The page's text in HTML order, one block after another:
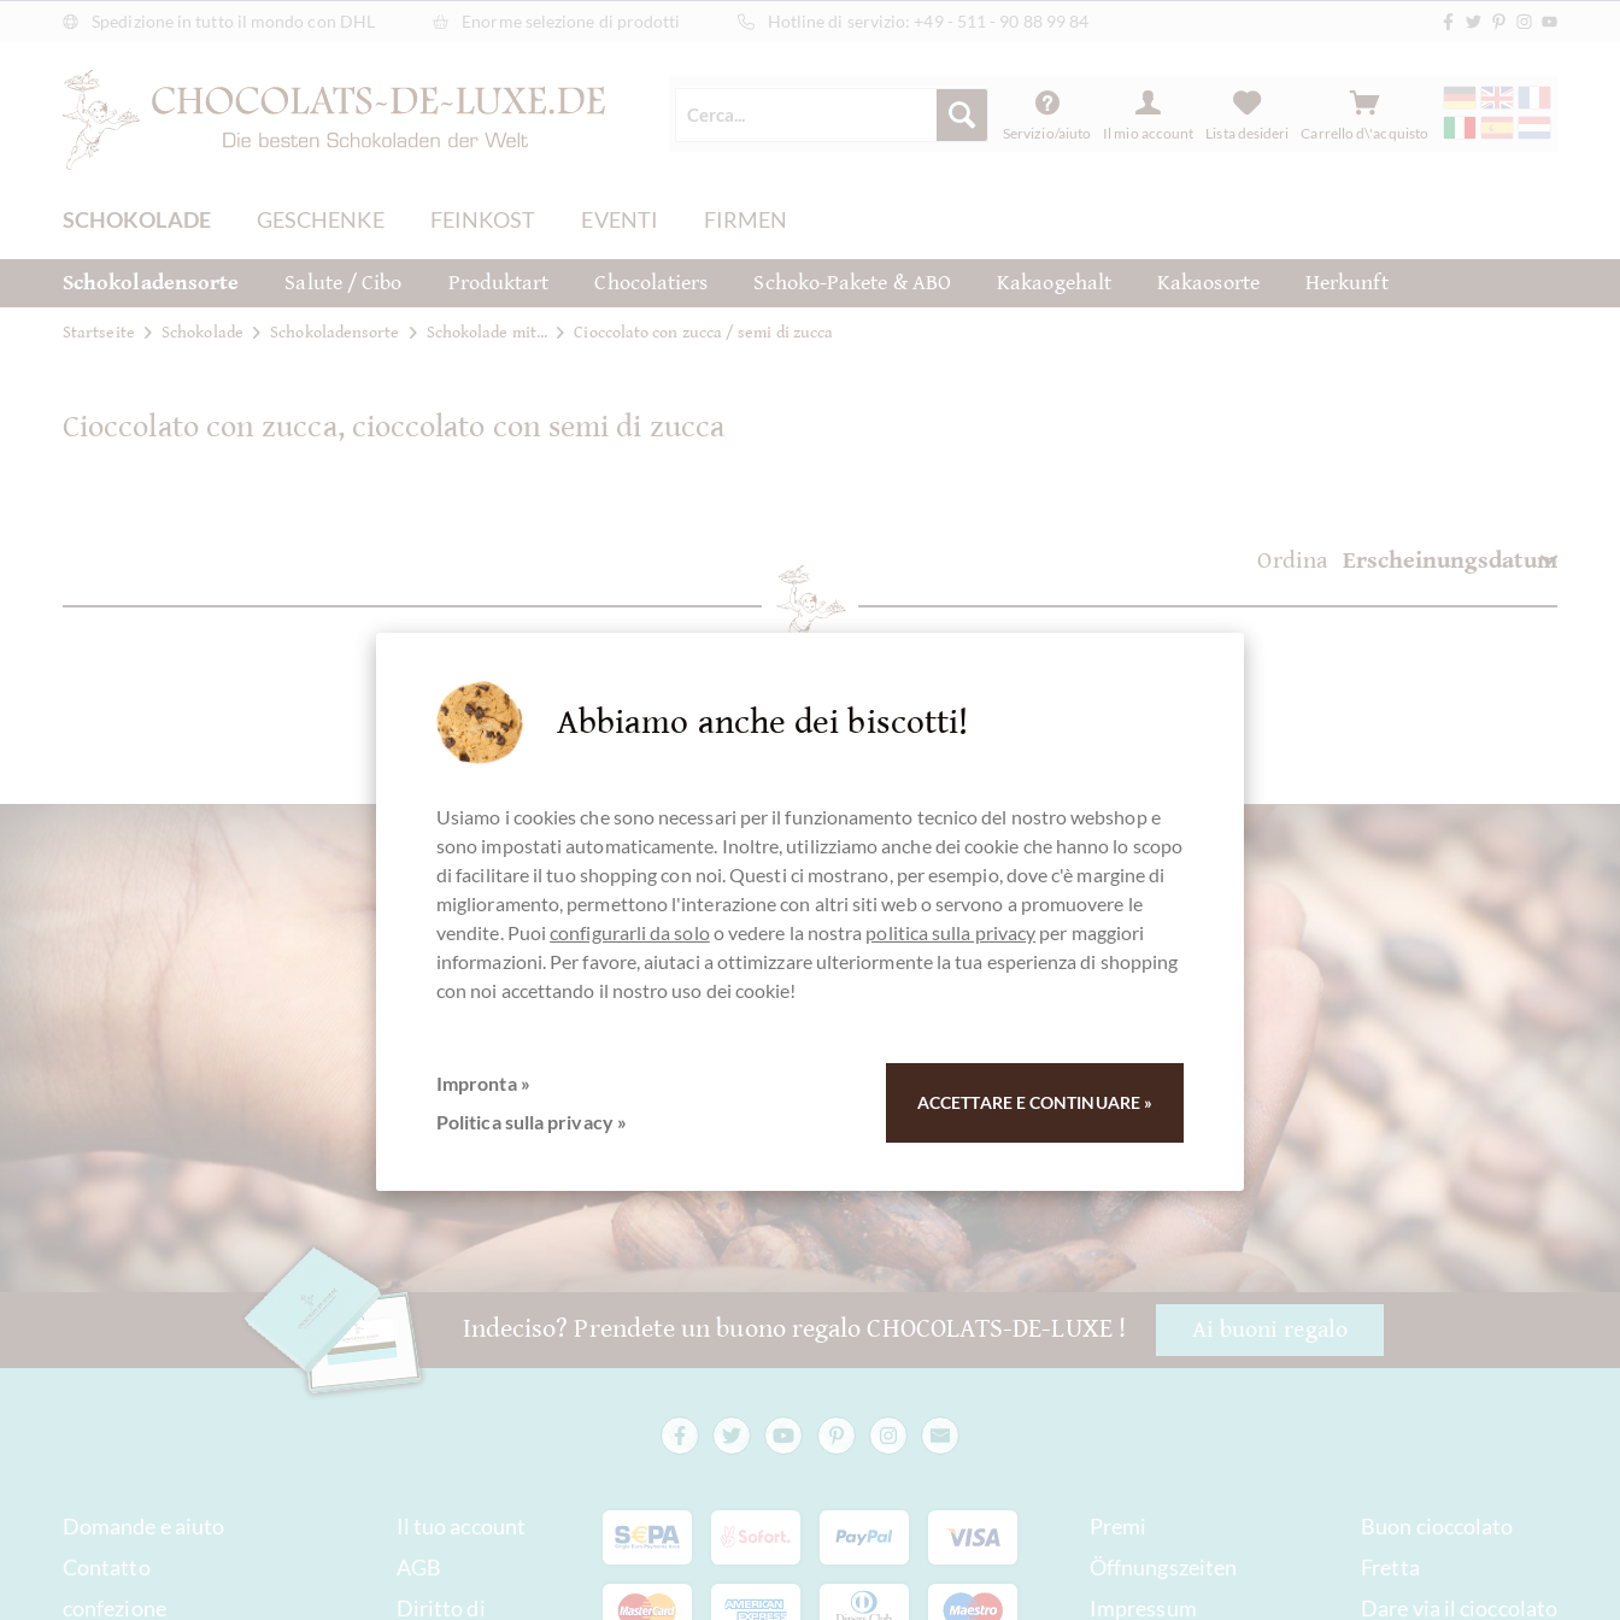
Spedizione in tutto il mondo con DHL Enorme selezione di prodotti Hotline di servizio: +49 - 511 - 90 88 99 84
Servizio/aiuto Il mio account Lista desideri Carrello d\'acquisto
SCHOKOLADE GESCHENKE FEINKOST EVENTI FIRMEN
Schokoladensorte Salute / Cibo Produktart Chocolatiers Schoko-Pakete & ABO Kakaogehalt Kakaosorte Herkunft
Startseite Schokolade Schokoladensorte Schokolade mit... Cioccolato con zucca / semi di zucca
Cioccolato con zucca, cioccolato con semi di zucca
Ordina
servizio clienti
+49 - 511 - 90 88 99 84
Indeciso? Prendete un buono regalo CHOCOLATS-DE-LUXE ! Ai buoni regalo
Domande e aiuto
Contatto
confezione
Il tuo account
AGB
Diritto di
Premi
Öffnungszeiten
Impressum
Buon cioccolato
Fretta
Dare via il cioccolato
Abbiamo anche dei biscotti!
Usiamo i cookies che sono necessari per il funzionamento tecnico del nostro webshop e
sono impostati automaticamente. Inoltre, utilizziamo anche dei cookie che hanno lo scopo
di facilitare il tuo shopping con noi. Questi ci mostrano, per esempio, dove c'è margine di
miglioramento, permettono l'interazione con altri siti web o servono a promuovere le
vendite. Puoiconfigurarli da soloo vedere la nostra politica sulla privacy per maggiori
informazioni. Per favore, aiutaci a ottimizzare ulteriormente la tua esperienza di shopping
con noi accettando il nostro uso dei cookie!
Impronta »
Politica sulla privacy »
ACCETTARE E CONTINUARE »